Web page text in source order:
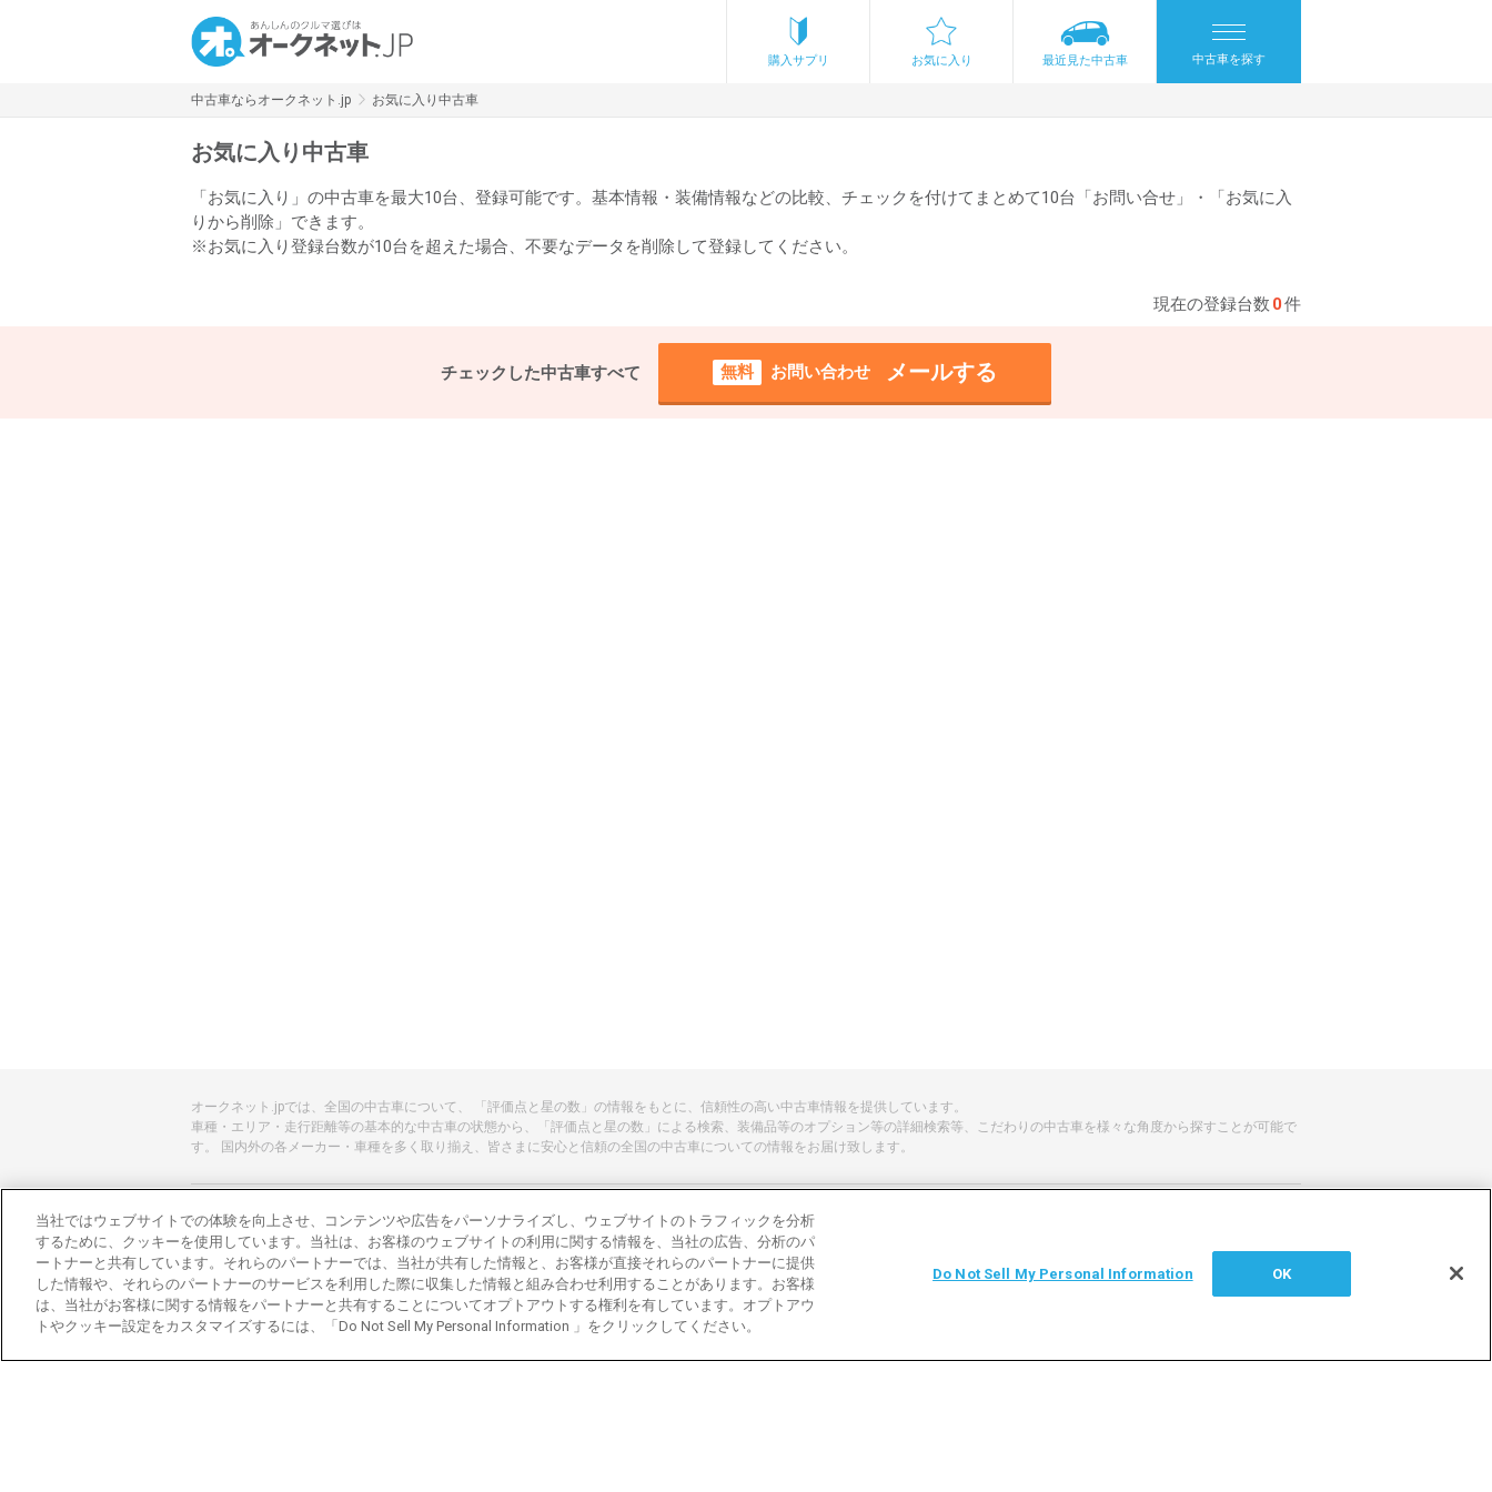
購入サプリ お気に入り 最近見た中古車 中古車を探す
中古車ならオークネット.jp お気に入り中古車
お気に入り中古車
「お気に入り」の中古車を最大10台、登録可能です。基本情報・装備情報などの比較、チェックを付けてまとめて10台「お問い合せ」・「お気に入
りから削除」できます。
※お気に入り登録台数が10台を超えた場合、不要なデータを削除して登録してください。
現在の登録台数 0件
チェックした中古車すべて 無料 お問い合わせ メールする
オークネット.jpでは、全国の中古車について、 「評価点と星の数」の情報をもとに、信頼性の高い中古車情報を提供しています。
車種・エリア・走行距離等の基本的な中古車の状態から、「評価点と星の数」による検索、装備品等のオプション等の詳細検索等、こだわりの中古車を様々な角度から探すことが可能で
す。 国内外の各メーカー・車種を多く取り揃え、皆さまに安心と信頼の全国の中古車についての情報をお届け致します。
あんしんのクルマ選びはオークネット.jp
オークネット.jpとは？ よくある質問 中古車用語説明
会社概要 利用規約 プライバシーポリシー 利用者情報の外部送信について
当社ではウェブサイトでの体験を向上させ、コンテンツや広告をパーソナライズし、ウェブサイトのトラフィックを分析
するために、クッキーを使用しています。当社は、お客様のウェブサイトの利用に関する情報を、当社の広告、分析のパ
ートナーと共有しています。それらのパートナーでは、当社が共有した情報と、お客様が直接それらのパートナーに提供
した情報や、それらのパートナーのサービスを利用した際に収集した情報と組み合わせ利用することがあります。お客様
は、当社がお客様に関する情報をパートナーと共有することについてオプトアウトする権利を有しています。オプトアウ
トやクッキー設定をカスタマイズするには、「Do Not Sell My Personal Information 」をクリックしてください。
Do Not Sell My Personal Information OK